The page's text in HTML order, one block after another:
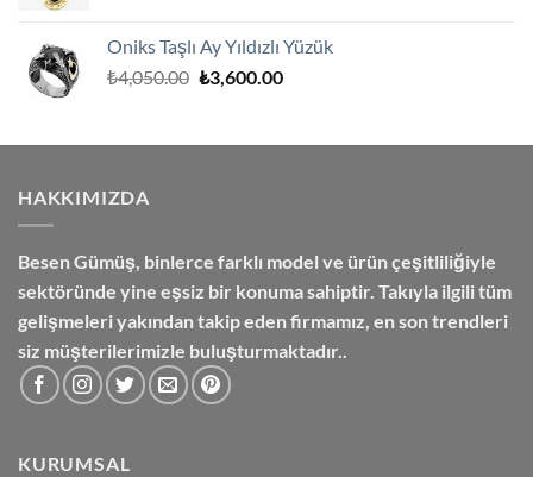
₺7,500.00.
Oniks Taşlı Ay Yıldızlı Yüzük
₺4,050.00 Orijinal
₺3,600.00Şu
₺3,600.00.
HAKKIMIZDA
Besen Gümüş, binlerce farklı model ve ürün çeşitliliğiyle
sektöründe yine eşsiz bir konuma sahiptir. Takıyla ilgili tüm
gelişmeleri yakından takip eden firmamız, en son trendleri
siz müşterilerimizle buluşturmaktadır..
KURUMSAL